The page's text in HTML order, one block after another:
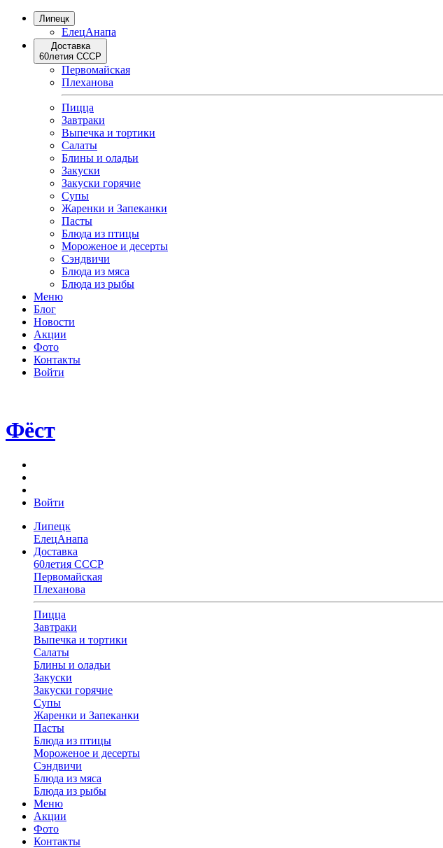
Липецк
ЕлецАнапа
Доставка
60летия СССР
Первомайская
Плеханова
Пицца
Завтраки
Выпечка и тортики
Салаты
Блины и оладьи
Закуски
Закуски горячие
Супы
Жаренки и Запеканки
Пасты
Блюда из птицы
Мороженое и десерты
Сэндвичи
Блюда из мяса
Блюда из рыбы
Меню
Блог
Новости
Акции
Фото
Контакты
Войти
Фёст
Войти
Липецк
ЕлецАнапа
Доставка
60летия СССР
Первомайская
Плеханова
Пицца
Завтраки
Выпечка и тортики
Салаты
Блины и оладьи
Закуски
Закуски горячие
Супы
Жаренки и Запеканки
Пасты
Блюда из птицы
Мороженое и десерты
Сэндвичи
Блюда из мяса
Блюда из рыбы
Меню
Акции
Фото
Контакты